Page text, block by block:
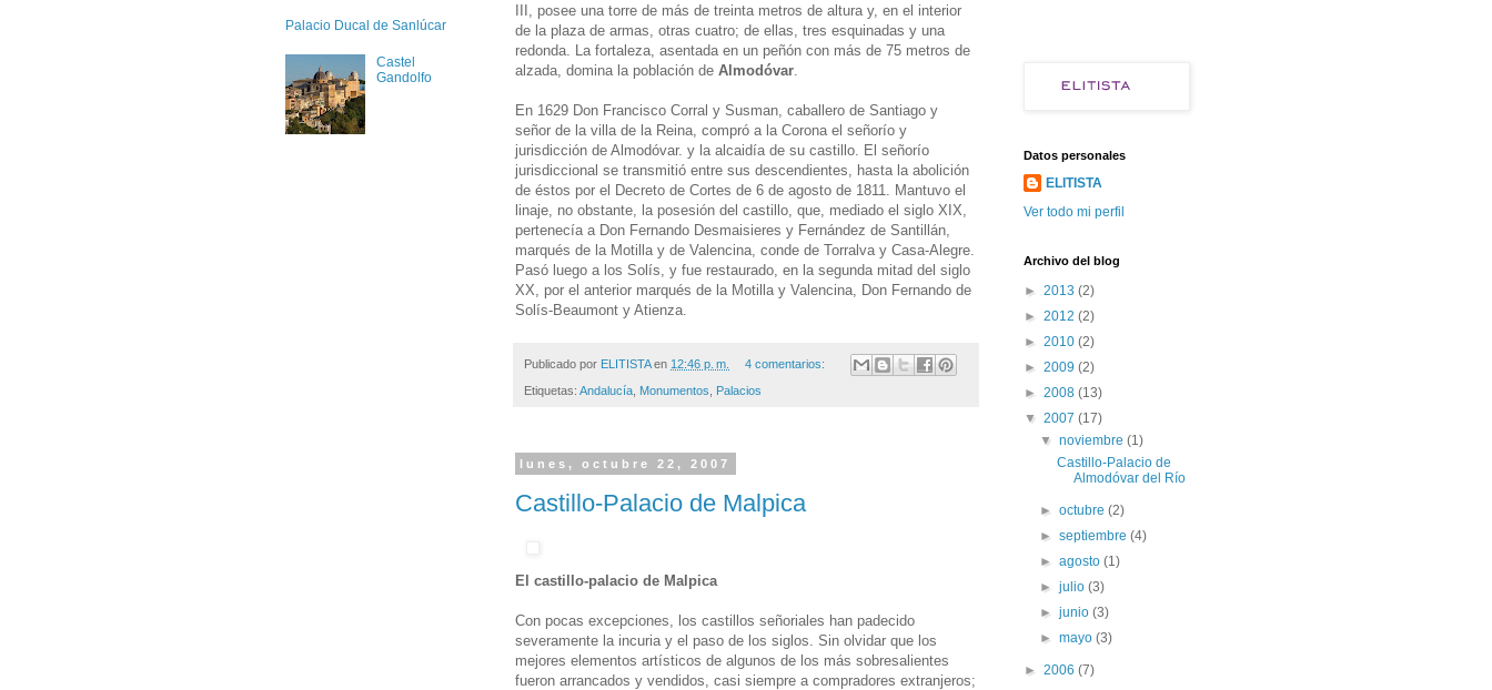
III, posee una torre de más de treinta metros de altura y, en el interior
de la plaza de armas, otras cuatro; de ellas, tres esquinadas y una
redonda. La fortaleza, asentada en un peñón con más de 75 metros de
alzada, domina la población de Almodóvar
En 1629 Don Francisco Corral y Susman, caballero de Santiago y
señor de la villa de la Reina, compró a la Corona el señorío y
jurisdicción de Almodóvar. y la alcaidía de su castillo. El señorío
jurisdiccional se transmitió entre sus descendientes, hasta la abolición
de éstos por el Decreto de Cortes de 6 de agosto de 1811. Mantuvo el
linaje, no obstante, la posesión del castillo, que, mediado el siglo XIX,
pertenecía a Don Fernando Desmaisieres y Fernández de Santillán,
marqués de la Motilla y de Valencina, conde de Torralva y Casa-Alegre.
Pasó luego a los Solís, y fue restaurado, en la segunda mitad del siglo
XX, por el anterior marqués de la Motilla y Valencina, Don Fernando de
Solís-Beaumont y Atienza.
Publicado por ELITISTA en 12:46 p. m. 4 comentarios:
Etiquetas: Andalucía Monumentos Palacios
lunes, octubre 22, 2007
Castillo-Palacio de Malpica
El castillo-palacio de Malpica
Con pocas excepciones, los castillos señoriales han padecido
severamente la incuria y el paso de los siglos. Sin olvidar que los
mejores elementos artísticos de algunos de los más sobresalientes
fueron arrancados y vendidos, casi siempre a compradores extranjeros;
Palacio Ducal de Sanlúcar
Castel
Gandolfo
Datos personales
ELITISTA
Ver todo mi perfil
Archivo del blog
► 2013 (2)
► 2012 (2)
► 2010 (2)
► 2009 (2)
► 2008 (13)
▼ 2007 (17)
▼noviembre(1)
Castillo-Palacio de
Almodóvar del Río
►octubre(2)
►septiembre(4)
►agosto(1)
►julio(3)
►junio(3)
►mayo(3)
► 2006 (7)